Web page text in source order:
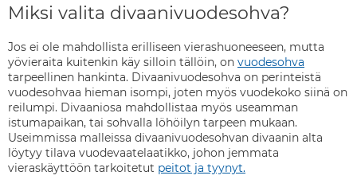
Miksi valita divaanivuodesohva?
Jos ei ole mahdollista erilliseen vierashuoneeseen, mutta
yövieraita kuitenkin käy silloin tällöin, on vuodesohva
tarpeellinen hankinta. Divaanivuodesohva on perinteistä
vuodesohvaa hieman isompi, joten myös vuodekoko siinä on
reilumpi. Divaaniosa mahdollistaa myös useamman
istumapaikan, tai sohvalla löhöilyn tarpeen mukaan.
Useimmissa malleissa divaanivuodesohvan divaanin alta
löytyy tilava vuodevaatelaatikko, johon jemmata
vieraskäyttöön tarkoitetut peitot ja tyynyt.